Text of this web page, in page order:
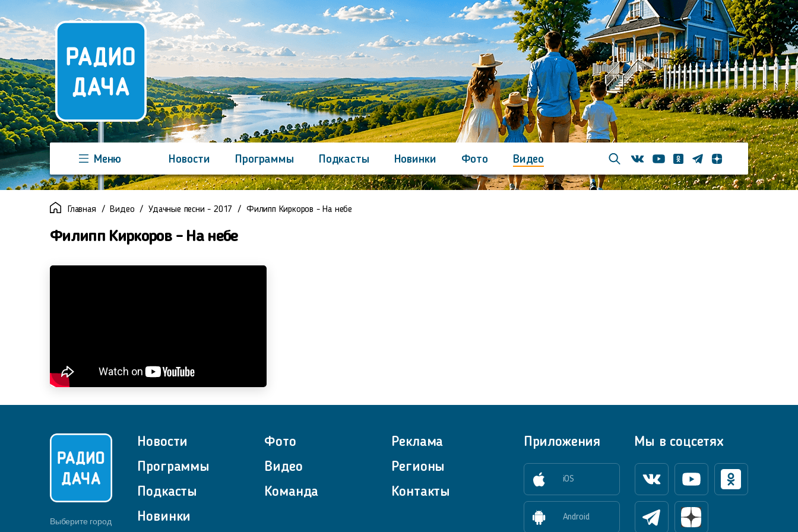
Меню Новости Программы Подкасты Новинки Фото
Видео
Команда
Регионы Реклама Контакты
ВконтактеYoutubeОдноклассники
ТелеграмЯндекс дзен
Главная Видео Удачные песни - 2017 Филипп Киркоров - На небе
Филипп Киркоров - На небе
Выберите город
Новости
Программы
Подкасты
Новинки
Фото
Видео
Команда
Реклама
Регионы
Контакты
Приложения
iOS
Android
Мы в соцсетях
ВконтактеYoutube Одноклассники
Телеграм Яндекс Дзен